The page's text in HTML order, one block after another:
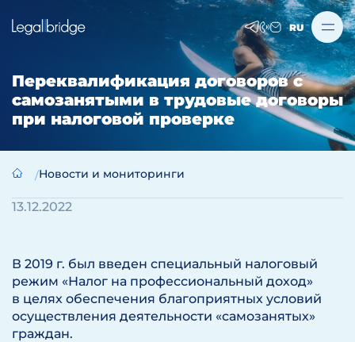
RU
Переквалификация договоров с
самозанятыми в трудовые договоры
при налоговой проверке
Новости и мониторинги
13.12.2022
В 2019 г. был введен специальный налоговый
режим «Налог на профессиональный доход»
в целях обеспечения благоприятных условий
осуществления деятельности «самозанятых»
граждан.